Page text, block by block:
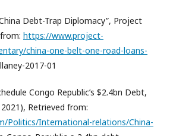
Debt-Trap Diplomacy”, Project
https://www.project-
china-one-belt-one-road-loans-
2017-01
Congo Republic’s $2.4bn Debt,
Retrieved from:
Politics/International-relations/China-